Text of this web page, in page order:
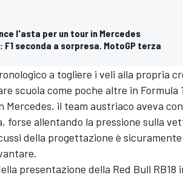
l'asta per un tour in Mercedes
seconda a sorpresa. MotoGP terza
a togliere i veli alla propria
scuola come poche altre in Formula
Mercedes, il team austriaco aveva
forse allentando la pressione sulla
della progettazione è
presentazione della Red Bull